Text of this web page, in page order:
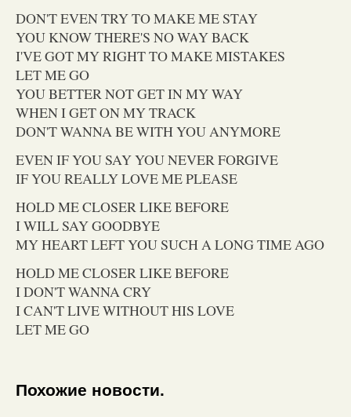
DON'T EVEN TRY TO MAKE ME STAY
YOU KNOW THERE'S NO WAY BACK
I'VE GOT MY RIGHT TO MAKE MISTAKES
LET ME GO
YOU BETTER NOT GET IN MY WAY
WHEN I GET ON MY TRACK
DON'T WANNA BE WITH YOU ANYMORE
EVEN IF YOU SAY YOU NEVER FORGIVE
IF YOU REALLY LOVE ME PLEASE
HOLD ME CLOSER LIKE BEFORE
I WILL SAY GOODBYE
MY HEART LEFT YOU SUCH A LONG TIME AGO
HOLD ME CLOSER LIKE BEFORE
I DON'T WANNA CRY
I CAN'T LIVE WITHOUT HIS LOVE
LET ME GO
Похожие новости.